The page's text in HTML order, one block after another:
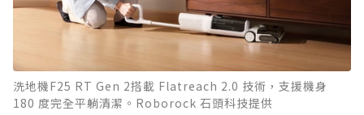
洗地機F25 RT Gen 2搭載 Flatreach 2.0 技術，支援機身
180 度完全平躺清潔。Roborock 石頭科技提供